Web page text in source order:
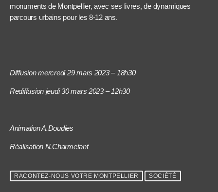
monuments de Montpellier, avec ses livres, de dynamiques
parcours urbains pour les 8-12 ans.
Diffusion mercredi 29 mars 2023 – 18h30
Rediffusion jeudi 30 mars 2023 – 12h30
Animation A.Doudies
Réalisation N.Charmetant
RACONTEZ-NOUS VOTRE MONTPELLIER SOCIÉTÉ